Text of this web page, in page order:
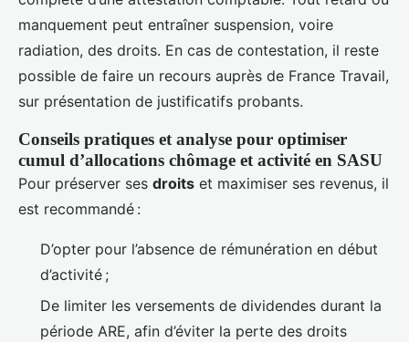
manquement peut entraîner suspension, voire
radiation, des droits. En cas de contestation, il reste
possible de faire un recours auprès de France Travail,
sur présentation de justificatifs probants.
Conseils pratiques et analyse pour optimiser
cumul d’allocations chômage et activité en SASU
Pour préserver ses droits et maximiser ses revenus, il
est recommandé :
D’opter pour l’absence de rémunération en début
d’activité ;
De limiter les versements de dividendes durant la
période ARE, afin d’éviter la perte des droits